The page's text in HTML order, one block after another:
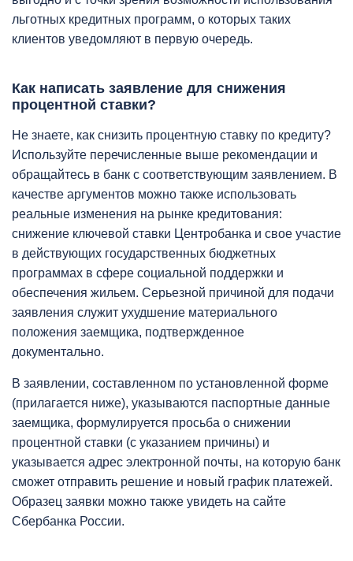
льготных кредитных программ, о которых таких
клиентов уведомляют в первую очередь.
Как написать заявление для снижения
процентной ставки?
Не знаете, как снизить процентную ставку по кредиту?
Используйте перечисленные выше рекомендации и
обращайтесь в банк с соответствующим заявлением. В
качестве аргументов можно также использовать
реальные изменения на рынке кредитования:
снижение ключевой ставки Центробанка и свое участие
в действующих государственных бюджетных
программах в сфере социальной поддержки и
обеспечения жильем. Серьезной причиной для подачи
заявления служит ухудшение материального
положения заемщика, подтвержденное
документально.
В заявлении, составленном по установленной форме
(прилагается ниже), указываются паспортные данные
заемщика, формулируется просьба о снижении
процентной ставки (с указанием причины) и
указывается адрес электронной почты, на которую банк
сможет отправить решение и новый график платежей.
Образец заявки можно также увидеть на сайте
Сбербанка России.